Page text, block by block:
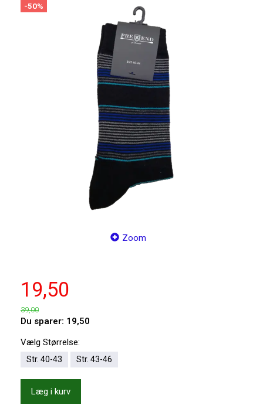
-50%
Zoom
19,50
39,00
Du sparer: 19,50
Vælg Størrelse:
Str. 40-43 Str. 43-46
Læg i kurv